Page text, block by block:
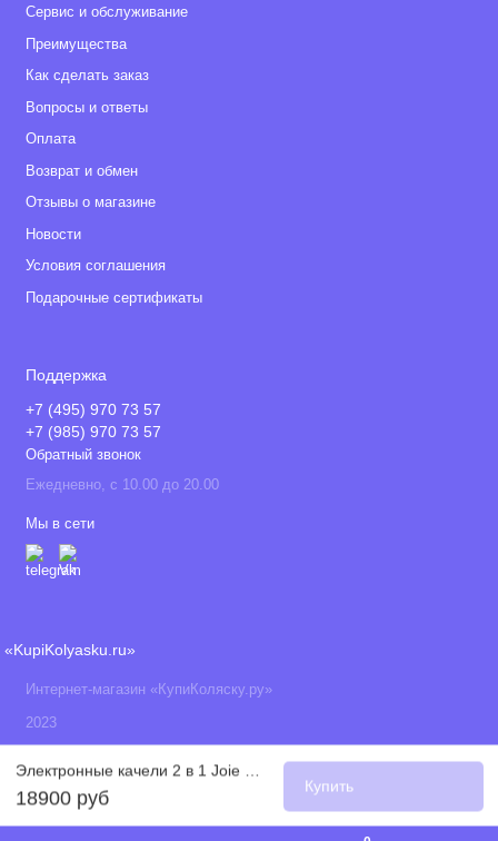
18900 руб
Купить
Сервис и обслуживание
Преимущества
Как сделать заказ
Вопросы и ответы
Оплата
Возврат и обмен
Отзывы о магазине
Новости
Условия соглашения
Подарочные сертификаты
Поддержка
+7 (495) 970 73 57
+7 (985) 970 73 57
Обратный звонок
Ежедневно, с 10.00 до 20.00
Мы в сети
«KupiKolyasku.ru»
Интернет-магазин «КупиКоляску.ру»
2023